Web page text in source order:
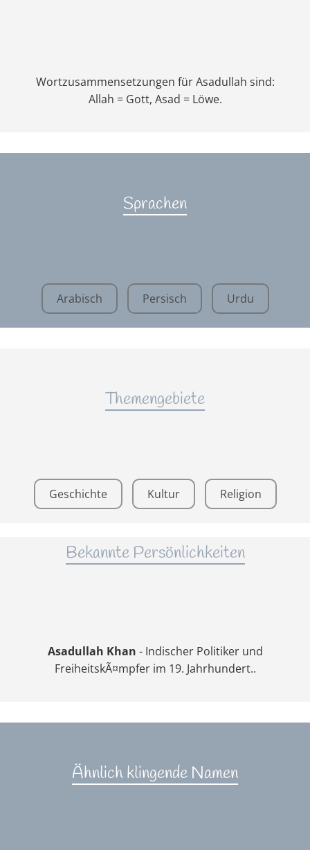
Wortzusammensetzungen für Asadullah sind:
Allah = Gott, Asad = Löwe.
Sprachen
Arabisch Persisch Urdu
Themengebiete
Geschichte Kultur Religion
Bekannte Persönlichkeiten
Asadullah Khan - Indischer Politiker und
FreiheitskÃ¤mpfer im 19. Jahrhundert..
Ähnlich klingende Namen